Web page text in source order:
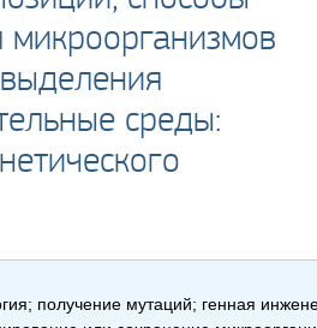
среды:
получение мутаций; генная